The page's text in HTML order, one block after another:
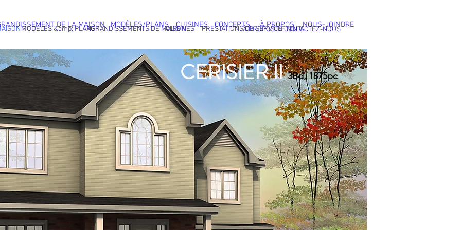
DE LA MAISON MODÈLES/PLANS CUISINES CONCEPTS À PROPOS NOUS-JOINDRE
MODÈLES &amp; PLANSAGRANDISSEMENTS DE MAISON
CUISINES PRESTATIONS DE SERVICE
À PROPOS DE NOUSCONTACTEZ-NOUS
CERISIER II3Bd, 1875pc